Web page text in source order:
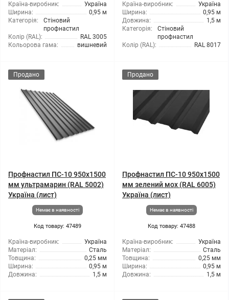
Країна-виробник:
Україна
Ширина:
0,95 м
Категорія:
Стіновий
профнастил
Колір (RAL):
RAL 3005
Кольорова гама:
вишневий
Країна-виробник:
Україна
Ширина:
0,95 м
Довжина:
1,5 м
Категорія:
Стіновий
профнастил
Колір (RAL):
RAL 8017
Продано
Профнастил ПС-10 950x1500
мм ультрамарин (RAL 5002)
Україна (лист)
Немає в наявності
Код товару: 47489
Країна-виробник:
Україна
Матеріал:
Сталь
Товщина:
0,25 мм
Ширина:
0,95 м
Довжина:
1,5 м
Продано
Профнастил ПС-10 950x1500
мм зелений мох (RAL 6005)
Україна (лист)
Немає в наявності
Код товару: 47488
Країна-виробник:
Україна
Матеріал:
Сталь
Товщина:
0,25 мм
Ширина:
0,95 м
Довжина:
1,5 м